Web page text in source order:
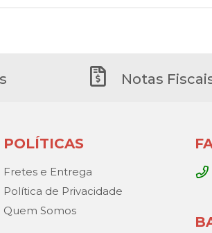
Notas
POLÍTICAS
Fretes e Entrega
Política de Privacidade
Quem Somos